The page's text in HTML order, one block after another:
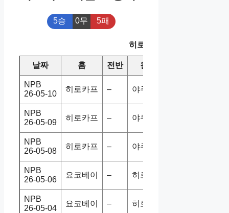
5승 0무 5패
히로카프 최근 10경기
날짜 홈 전반 원정
NPB
26-05-10
히로카프 – 야쿠르트
NPB
26-05-09
히로카프 – 야쿠르트
NPB
26-05-08
히로카프 – 야쿠르트
NPB
26-05-06
요코베이 – 히로카프
NPB
26-05-04
요코베이 – 히로카프